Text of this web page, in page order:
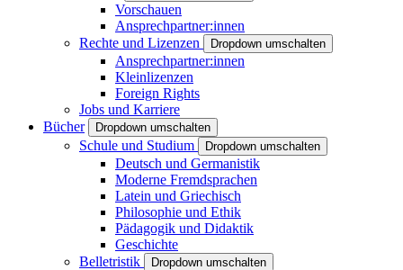
Vorschauen
Ansprechpartner:innen
Rechte und Lizenzen
Dropdown umschalten
Ansprechpartner:innen
Kleinlizenzen
Foreign Rights
Jobs und Karriere
Bücher
Dropdown umschalten
Schule und Studium Dropdown umschalten
Deutsch und Germanistik
Moderne Fremdsprachen
Latein und Griechisch
Philosophie und Ethik
Pädagogik und Didaktik
Geschichte
Belletristik
Dropdown umschalten